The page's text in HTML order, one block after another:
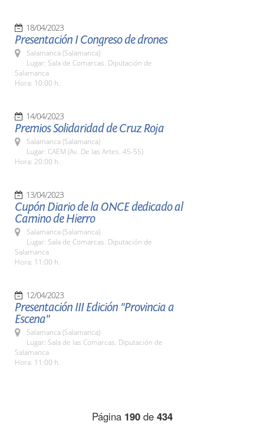
18/04/2023
Presentación I Congreso de drones
Salamanca (Salamanca)
Lugar: Sala de Comarcas. Diputación de
Salamanca
Hora: 10:00 h.
14/04/2023
Premios Solidaridad de Cruz Roja
Salamanca (Salamanca)
Lugar: CAEM (Av. De las Artes. 45-55)
Hora: 20:00 h.
13/04/2023
Cupón Diario de la ONCE dedicado al
Camino de Hierro
Salamanca (Salamanca)
Lugar: Sala de Comarcas. Diputación de
Salamanca
Hora: 11:00 h.
12/04/2023
Presentación III Edición "Provincia a
Escena"
Salamanca (Salamanca)
Lugar: Sala de las Comarcas. Diputación de
Salamanca
Hora: 11:00 h.
Página 190de 434